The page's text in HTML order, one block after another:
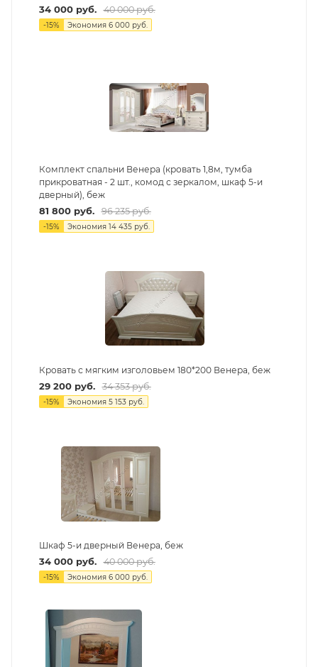
34 000руб. 40 000руб.
-15% Экономия 6 000руб.
Комплект спальни Венера (кровать 1,8м, тумба
прикроватная - 2 шт., комод с зеркалом, шкаф 5-и
дверный), беж
81 800руб. 96 235руб.
-15% Экономия 14 435руб.
Кровать с мягким изголовьем 180*200 Венера, беж
29 200руб. 34 353руб.
-15% Экономия 5 153руб.
Шкаф 5-и дверный Венера, беж
34 000руб. 40 000руб.
-15% Экономия 6 000руб.